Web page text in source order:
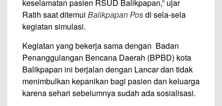
keselamatan pasien RSUD Balikpapan,” ujar
Ratih saat ditemui Balikpapan Posdi sela-sela
kegiatan simulasi.
Kegiatan yang bekerja sama dengan Badan
Penanggulangan Bencana Daerah (BPBD) kota
Balikpapan ini berjalan dengan Lancar dan tidak
menimbulkan kepanikan bagi pasien dan keluarga
karena sehari sebelumnya sudah ada sosialisasi.